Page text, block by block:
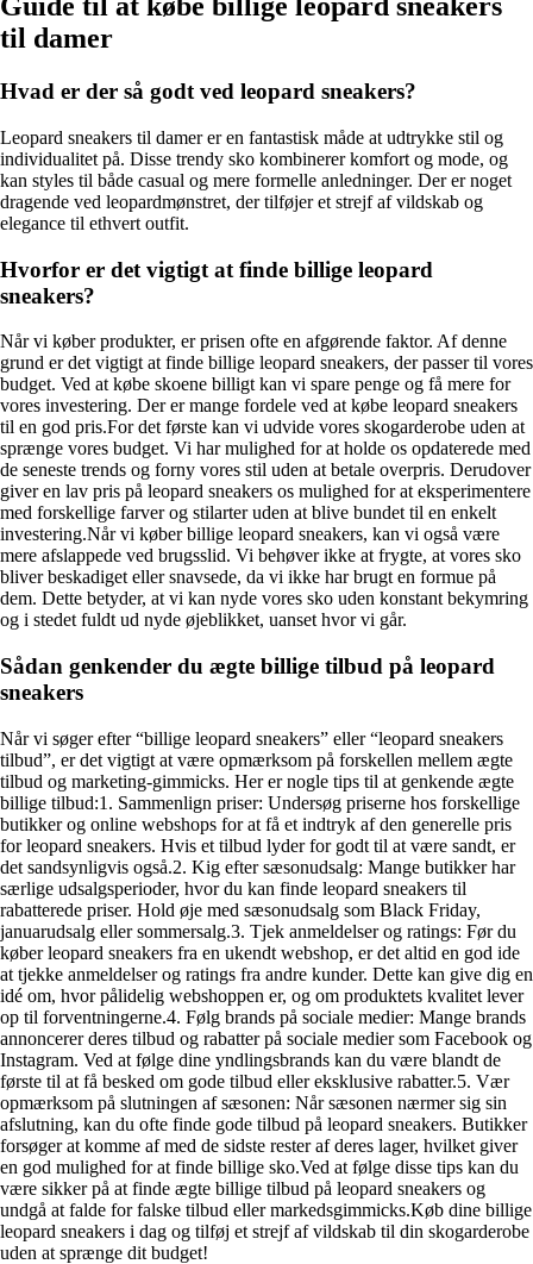
Guide til at købe billige leopard sneakers
til damer
Hvad er der så godt ved leopard sneakers?
Leopard sneakers til damer er en fantastisk måde at udtrykke stil og
individualitet på. Disse trendy sko kombinerer komfort og mode, og
kan styles til både casual og mere formelle anledninger. Der er noget
dragende ved leopardmønstret, der tilføjer et strejf af vildskab og
elegance til ethvert outfit.
Hvorfor er det vigtigt at finde billige leopard
sneakers?
Når vi køber produkter, er prisen ofte en afgørende faktor. Af denne
grund er det vigtigt at finde billige leopard sneakers, der passer til vores
budget. Ved at købe skoene billigt kan vi spare penge og få mere for
vores investering. Der er mange fordele ved at købe leopard sneakers
til en god pris.For det første kan vi udvide vores skogarderobe uden at
sprænge vores budget. Vi har mulighed for at holde os opdaterede med
de seneste trends og forny vores stil uden at betale overpris. Derudover
giver en lav pris på leopard sneakers os mulighed for at eksperimentere
med forskellige farver og stilarter uden at blive bundet til en enkelt
investering.Når vi køber billige leopard sneakers, kan vi også være
mere afslappede ved brugsslid. Vi behøver ikke at frygte, at vores sko
bliver beskadiget eller snavsede, da vi ikke har brugt en formue på
dem. Dette betyder, at vi kan nyde vores sko uden konstant bekymring
og i stedet fuldt ud nyde øjeblikket, uanset hvor vi går.
Sådan genkender du ægte billige tilbud på leopard
sneakers
Når vi søger efter “billige leopard sneakers” eller “leopard sneakers
tilbud”, er det vigtigt at være opmærksom på forskellen mellem ægte
tilbud og marketing-gimmicks. Her er nogle tips til at genkende ægte
billige tilbud:1. Sammenlign priser: Undersøg priserne hos forskellige
butikker og online webshops for at få et indtryk af den generelle pris
for leopard sneakers. Hvis et tilbud lyder for godt til at være sandt, er
det sandsynligvis også.2. Kig efter sæsonudsalg: Mange butikker har
særlige udsalgsperioder, hvor du kan finde leopard sneakers til
rabatterede priser. Hold øje med sæsonudsalg som Black Friday,
januarudsalg eller sommersalg.3. Tjek anmeldelser og ratings: Før du
køber leopard sneakers fra en ukendt webshop, er det altid en god ide
at tjekke anmeldelser og ratings fra andre kunder. Dette kan give dig en
idé om, hvor pålidelig webshoppen er, og om produktets kvalitet lever
op til forventningerne.4. Følg brands på sociale medier: Mange brands
annoncerer deres tilbud og rabatter på sociale medier som Facebook og
Instagram. Ved at følge dine yndlingsbrands kan du være blandt de
første til at få besked om gode tilbud eller eksklusive rabatter.5. Vær
opmærksom på slutningen af sæsonen: Når sæsonen nærmer sig sin
afslutning, kan du ofte finde gode tilbud på leopard sneakers. Butikker
forsøger at komme af med de sidste rester af deres lager, hvilket giver
en god mulighed for at finde billige sko.Ved at følge disse tips kan du
være sikker på at finde ægte billige tilbud på leopard sneakers og
undgå at falde for falske tilbud eller markedsgimmicks.Køb dine billige
leopard sneakers i dag og tilføj et strejf af vildskab til din skogarderobe
uden at sprænge dit budget!